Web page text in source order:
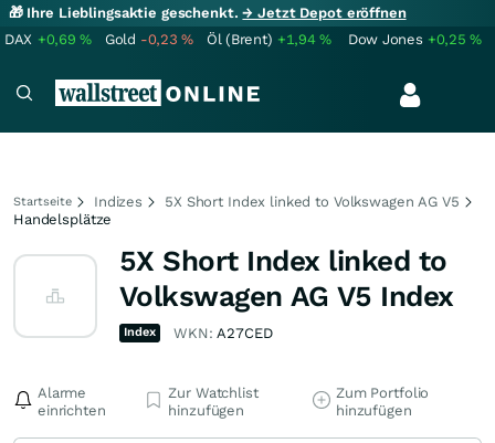
🎁 Ihre Lieblingsaktie geschenkt.→ Jetzt Depot eröffnen
DAX +0,69% Gold -0,23% Öl (Brent) +1,94% Dow Jones +0,25%
Startseite Indizes
5X Short Index linked to Volkswagen AG V5
Handelsplätze
5X Short Index linked to
Volkswagen AG V5 Index
Index WKN:A27CED
Alarme
einrichten
Zur Watchlist
hinzufügen
Zum Portfolio
hinzufügen